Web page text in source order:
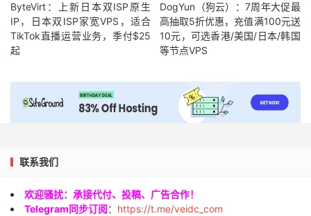
ByteVirt：上新日本双ISP原生
IP，日本双ISP家宽VPS，适合
TikTok直播运营业务，季付$25
起
DogYun（狗云）：7周年大促最
高抽取5折优惠，充值满100元送
10元，可选香港/美国/日本/韩国
等节点VPS
联系我们
欢迎骚扰：承接代付、投稿、广告合作！
Telegram同步订阅： https://t.me/veidc_com